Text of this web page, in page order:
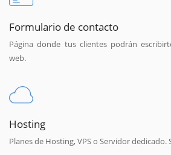
Formulario de contacto
Página donde tus clientes podrán
web.
Hosting
Planes de Hosting, VPS o Servidor dedicado.